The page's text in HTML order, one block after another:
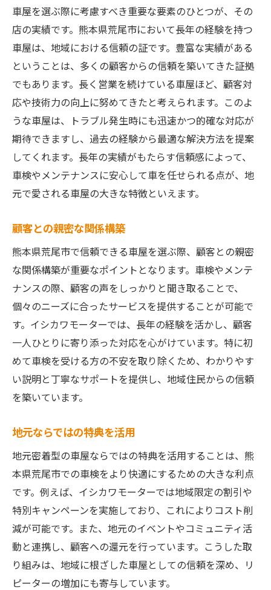
車屋を選ぶ際に考慮すべき重要な要素のひとつが、その
店の実績です。熊本県荒尾市において長年の経験を持つ
車屋は、地域における信頼の証です。豊富な実績がある
ということは、多くの顧客からの信頼を築いてきた証拠
でもあります。長く営業を続けている車屋ほど、顧客対
応や技術力の向上に努めてきたと考えられます。このよ
うな車屋は、トラブル発生時にも迅速かつ的確な対応が
期待できますし、過去の経験から最適な解決方法を提案
してくれます。長年の実績がもたらす信頼感によって、
車検やメンテナンスに安心して車を任せられる点が、地
元で愛される車屋の大きな特徴といえます。
顧客との親密な関係構築
熊本県荒尾市で信頼できる車屋を選ぶ際、顧客との親密
な関係構築が重要なポイントとなります。車検やメンテ
ナンスの際、顧客の声をしっかりと聞き取ることで、
個々のニーズに合ったサービスを提供することが可能で
す。イシカワモーターでは、長年の経験を活かし、顧客
一人ひとりに寄り添った対応を心がけています。特に初
めて車検を受ける方の不安を取り除くため、わかりやす
い説明と丁寧なサポートを提供し、地域住民からの信頼
を築いています。
地元ならではの特典を活用
地元密着型の車屋ならではの特典を活用することは、熊
本県荒尾市での車検をより快適にするための大きな利点
です。例えば、イシカワモーターでは地域限定の割引や
特別キャンペーンを実施しており、これによりコスト削
減が可能です。また、地元のイベントやコミュニティ活
動と連携し、顧客への還元を行っています。こうした取
り組みは、地域に根ざした車屋としての信頼を深め、リ
ピーターの増加にも寄与しています。